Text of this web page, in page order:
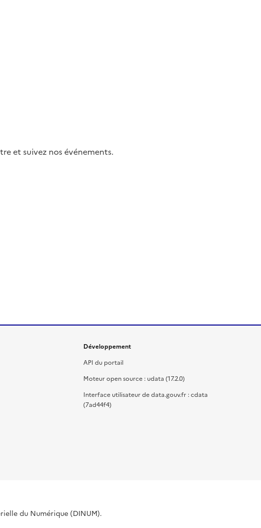
et suivez nos événements.
Développement
API du portail
Moteur open source : udata (17.2.0)
Interface utilisateur de data.gouv.fr : cdata
(7ad44f4)
du Numérique (DINUM).